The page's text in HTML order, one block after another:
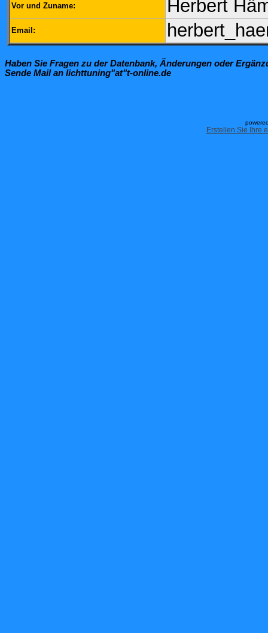
Vor und Zuname: Herbert
Email:
Haben Sie Fragen zu der Datenbank, Änderungen oder
Sende Mail an lichttuning"at"t-online.de
Erstellen Sie Ihre